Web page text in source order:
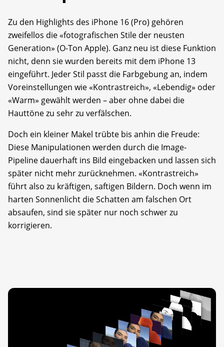
Zu den Highlights des iPhone 16 (Pro) gehören
zweifellos die «fotografischen Stile der neusten
Generation» (O-Ton Apple). Ganz neu ist diese Funktion
nicht, denn sie wurden bereits mit dem iPhone 13
eingeführt. Jeder Stil passt die Farbgebung an, indem
Voreinstellungen wie «Kontrastreich», «Lebendig» oder
«Warm» gewählt werden – aber ohne dabei die
Hauttöne zu sehr zu verfälschen.
Doch ein kleiner Makel trübte bis anhin die Freude:
Diese Manipulationen werden durch die Image-
Pipeline dauerhaft ins Bild eingebacken und lassen sich
später nicht mehr zurücknehmen. «Kontrastreich»
führt also zu kräftigen, saftigen Bildern. Doch wenn im
harten Sonnenlicht die Schatten am falschen Ort
absaufen, sind sie später nur noch schwer zu
korrigieren.